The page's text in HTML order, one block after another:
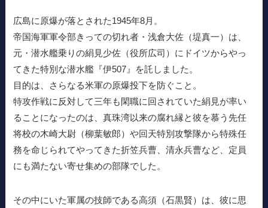
広島に原爆が落とされた1945年8月。
帝国海軍軍令部きっての切れ者・浅倉大佐（堤真一）は、
元・潜水艦乗りの絹見少佐（役所広司）にドイツからやっ
てきた特別な潜水艦『伊507』を託しました。
目的は、さらなる米軍の原爆投下を防ぐこと。
特攻作戦に反対して三年も閑職に回されていた絹見が率い
ることになったのは、真珠湾以来の腐れ縁と彼を慕う先任
将校の木崎大尉（柳葉敏郎）や回天特別攻撃隊から特殊任
務を命じられてやってきた折笠兵曹、清永兵曹など、定員
にも満たない寄せ集めの部隊でした。
その中にいた軍属の技師である高須（石黒賢）は、彼に思